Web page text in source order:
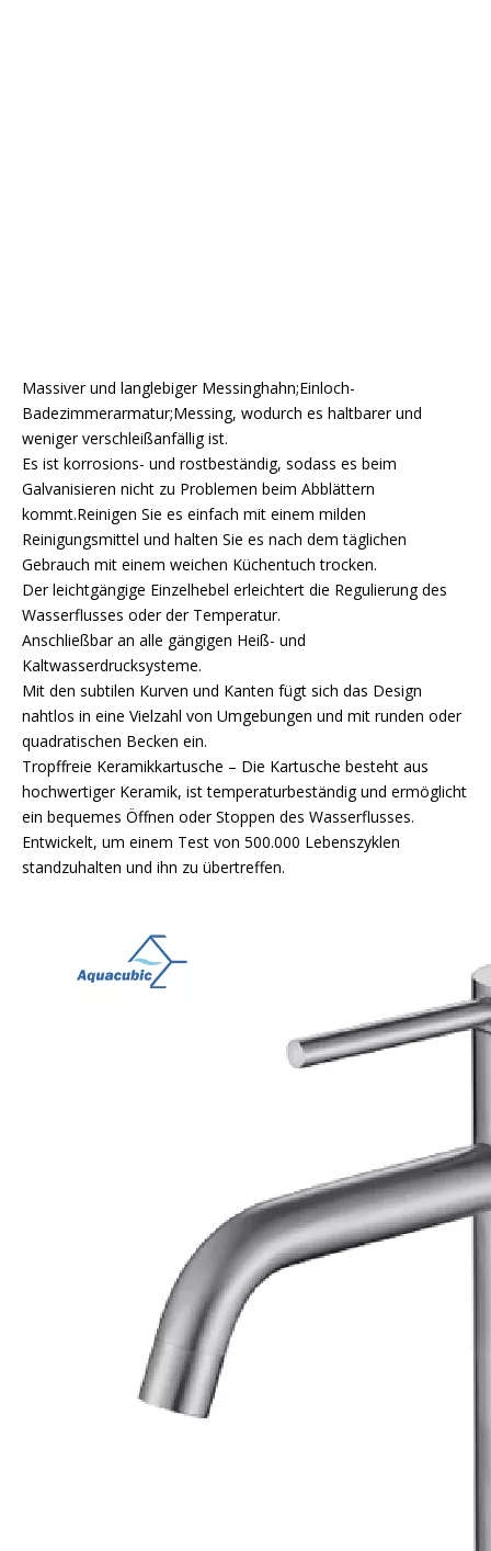
Massiver und langlebiger Messinghahn;Einloch-
Badezimmerarmatur;Messing, wodurch es haltbarer und
weniger verschleißanfällig ist.
Es ist korrosions- und rostbeständig, sodass es beim
Galvanisieren nicht zu Problemen beim Abblättern
kommt.Reinigen Sie es einfach mit einem milden
Reinigungsmittel und halten Sie es nach dem täglichen
Gebrauch mit einem weichen Küchentuch trocken.
Der leichtgängige Einzelhebel erleichtert die Regulierung des
Wasserflusses oder der Temperatur.
Anschließbar an alle gängigen Heiß- und
Kaltwasserdrucksysteme.
Mit den subtilen Kurven und Kanten fügt sich das Design
nahtlos in eine Vielzahl von Umgebungen und mit runden oder
quadratischen Becken ein.
Tropffreie Keramikkartusche – Die Kartusche besteht aus
hochwertiger Keramik, ist temperaturbeständig und ermöglicht
ein bequemes Öffnen oder Stoppen des Wasserflusses.
Entwickelt, um einem Test von 500.000 Lebenszyklen
standzuhalten und ihn zu übertreffen.